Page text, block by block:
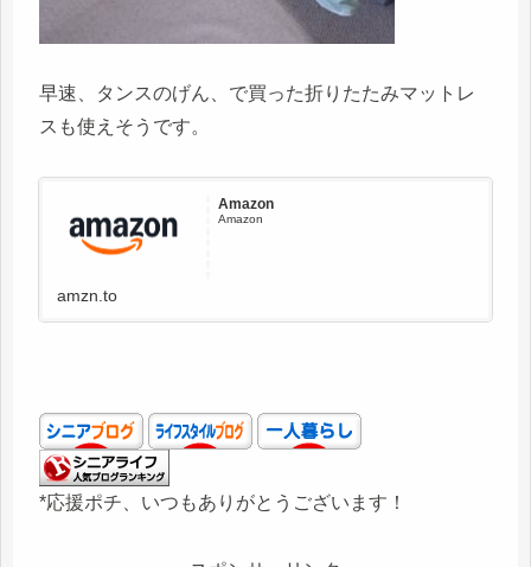
早速、タンスのげん、で買った折りたたみマットレ
スも使えそうです。
Amazon
Amazon
amzn.to
*応援ポチ、いつもありがとうございます！